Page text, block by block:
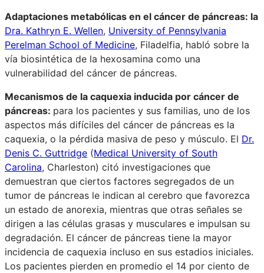
Adaptaciones metabólicas en el cáncer de páncreas: la
Dra. Kathryn E. Wellen, University of Pennsylvania
Perelman School of Medicine, Filadelfia, habló sobre la
vía biosintética de la hexosamina como una
vulnerabilidad del cáncer de páncreas.
Mecanismos de la caquexia inducida por cáncer de
páncreas: para los pacientes y sus familias, uno de los
aspectos más difíciles del cáncer de páncreas es la
caquexia, o la pérdida masiva de peso y músculo. El Dr.
Denis C. Guttridge (Medical University of South
Carolina, Charleston) citó investigaciones que
demuestran que ciertos factores segregados de un
tumor de páncreas le indican al cerebro que favorezca
un estado de anorexia, mientras que otras señales se
dirigen a las células grasas y musculares e impulsan su
degradación. El cáncer de páncreas tiene la mayor
incidencia de caquexia incluso en sus estadios iniciales.
Los pacientes pierden en promedio el 14 por ciento de